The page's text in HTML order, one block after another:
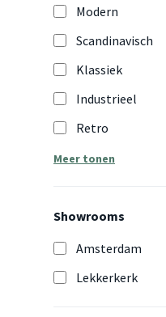
Modern
Scandinavisch
Klassiek
Industrieel
Retro
Meer tonen
Showrooms
Amsterdam
Lekkerkerk